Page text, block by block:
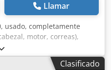
Llamar
usado, completamente
motor, correas),
usado. Cjdpfx Ajy
Clasificado